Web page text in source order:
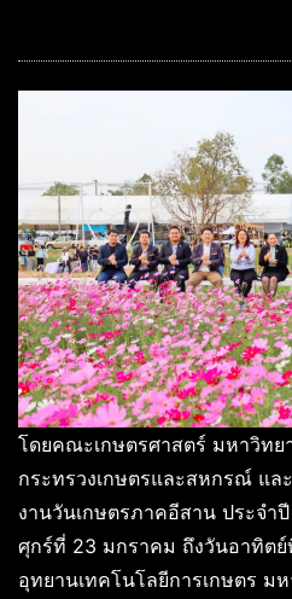
โดยคณะเกษตรศาสตร์ มหาวิท
กระทรวงเกษตรและสหกรณ์ แ
งานวันเกษตรภาคอีสาน ประจำ
ศุกร์ที่ 23 มกราคม ถึงวันอาทิ
อุทยานเทคโนโลยีการเกษตร